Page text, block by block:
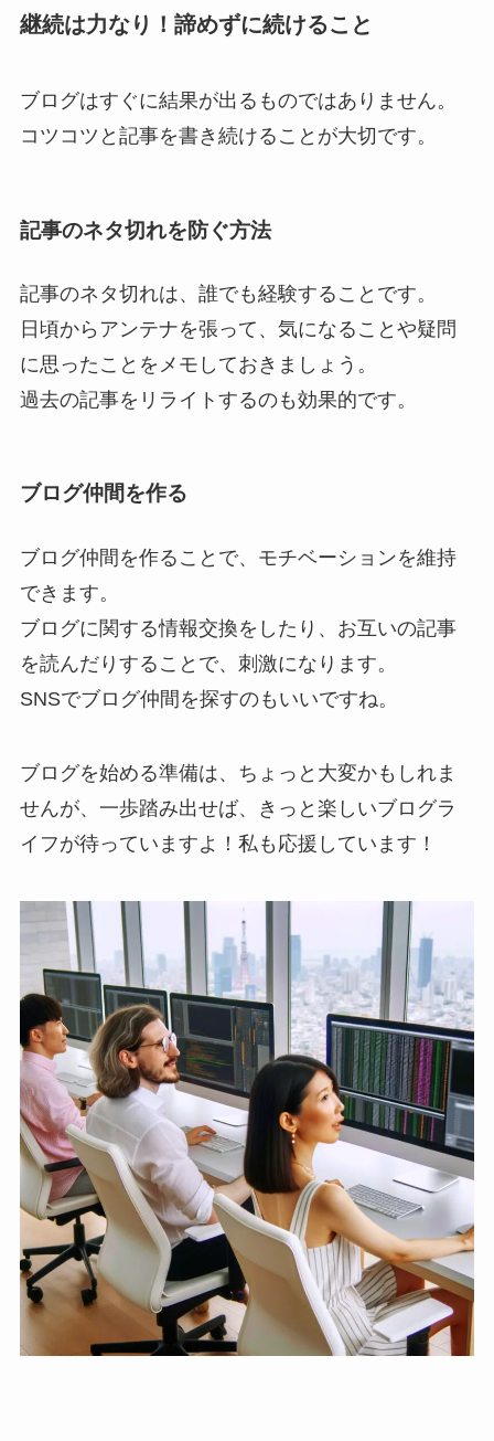
継続は力なり！諦めずに続けること
ブログはすぐに結果が出るものではありません。
コツコツと記事を書き続けることが大切です。
記事のネタ切れを防ぐ方法
記事のネタ切れは、誰でも経験することです。
日頃からアンテナを張って、気になることや疑問
に思ったことをメモしておきましょう。
過去の記事をリライトするのも効果的です。
ブログ仲間を作る
ブログ仲間を作ることで、モチベーションを維持
できます。
ブログに関する情報交換をしたり、お互いの記事
を読んだりすることで、刺激になります。
SNSでブログ仲間を探すのもいいですね。
ブログを始める準備は、ちょっと大変かもしれま
せんが、一歩踏み出せば、きっと楽しいブログラ
イフが待っていますよ！私も応援しています！